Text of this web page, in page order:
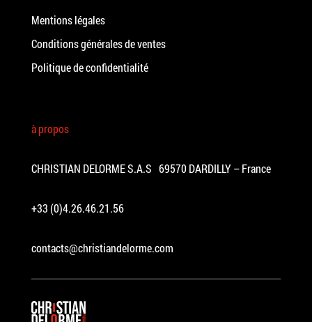
Mentions légales
Conditions générales de ventes
Politique de confidentialité
à propos
CHRISTIAN DELORME S.A.S 69570 DARDILLY – France
+33 (0)4.26.46.21.56
contacts@christiandelorme.com